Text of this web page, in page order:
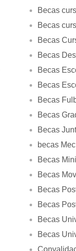
Becas
Becas
Becas
Becas
Becas
Becas
Becas
Becas
Becas
becas Mec
Becas
Becas
Becas
Becas
Becas
Becas